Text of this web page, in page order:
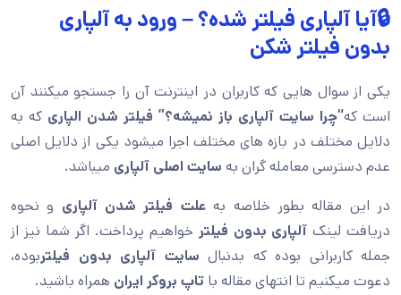
🔒آیا آلپاری فیلتر شده؟ – ورود به آلپاری
بدون فیلتر شکن
یکی از سوال هایی که کاربران در اینترنت آن را جستجو میکنند آن
است که“چرا سایت آلپاری باز نمیشه؟” فیلتر شدن الپاری که به
دلایل مختلف در بازه های مختلف اجرا میشود یکی از دلایل اصلی
عدم دسترسی معامله گران به سایت اصلی آلپاری میباشد.
در این مقاله بطور خلاصه بهعلت فیلتر شدن آلپاری و نحوه
دریافت لینک آلپاری بدون فیلتر خواهیم پرداخت. اگر شما نیز از
جمله کاربرانی بوده که بدنبال سایت آلپاری بدون فیلتربوده،
دعوت میکنیم تا انتهای مقاله با تاپ بروکر ایران همراه باشید.